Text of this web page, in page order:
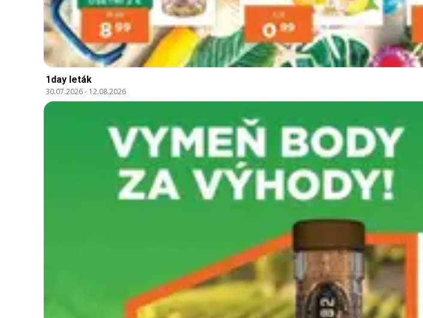
1day leták
30.07.2026- 12.08.2026